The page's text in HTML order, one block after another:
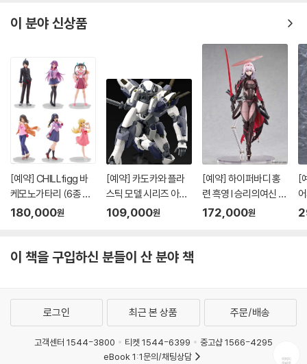
이 분야 신상품
[예약] CHILLfigg 바
케모노가타리 (6종 세
트)
180,000원
[예약] 카도카와 플라
스틱 모델 시리즈 아바
레스트 l 풀메탈패닉
109,000원
[예약] 하이퍼바디 홍
련 흑영 l 승리의여신 니
케
172,000원
[
이 책을 구입하신 분들이 산 분야 책
로그인 최근 본 상품 주문/배송
고객센터 1544-3800 티켓 1544-6399
중고샵 1566-4295
eBook 1:1문의/채팅상담